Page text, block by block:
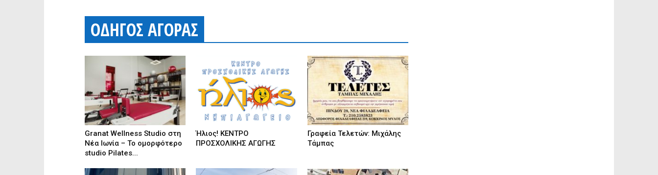
ΟΔΗΓΟΣ ΑΓΟΡΑΣ
Granat Wellness Studio στη
Νέα Ιωνία – Το ομορφότερο
studio Pilates...
Ήλιος! ΚΕΝΤΡΟ
ΠΡΟΣΧΟΛΙΚΗΣ ΑΓΩΓΗΣ
Γραφεία Τελετών: Μιχάλης
Τάμπας